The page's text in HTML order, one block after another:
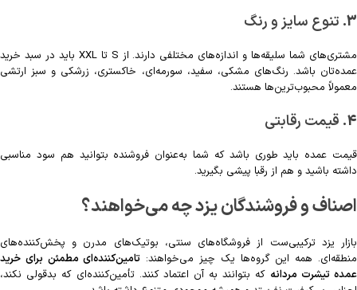
3. تنوع سایز و رنگ
مشتری‌های شما سلیقه‌ها و اندازه‌های مختلفی دارند. از S تا XXL باید در سبد خرید
عمده‌تان باشد. رنگ‌های مشکی، سفید، سورمه‌ای، خاکستری، زرشکی و سبز ارتشی
معمولاً محبوب‌ترین‌ها هستند.
4. قیمت رقابتی
قیمت عمده باید طوری باشد که شما به‌عنوان فروشنده بتوانید هم سود مناسبی
داشته باشید و هم از رقبا پیشی بگیرید.
اصناف و فروشندگان یزد چه می‌خواهند؟
بازار یزد ترکیبی‌ست از فروشگاه‌های سنتی، بوتیک‌های مدرن و پخش‌کننده‌های
منطقه‌ای. همه این گروه‌ها یک چیز می‌خواهند: تامین‌کننده‌ای مطمئن برای خرید
عمده تیشرت مردانه که بتوانند به آن اعتماد کنند. تأمین‌کننده‌ای که بدقولی نکند،